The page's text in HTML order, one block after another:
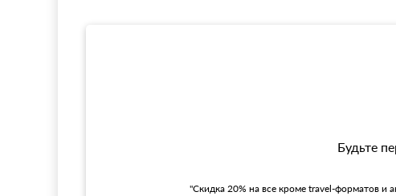
Будьте
"Скидка 20% на все кроме travel-форматов и